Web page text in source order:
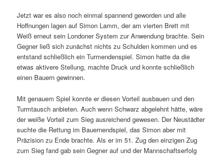
Jetzt war es also noch einmal spannend geworden und alle
Hoffnungen lagen auf Simon Lamm, der am vierten Brett mit
Weiß erneut sein Londoner System zur Anwendung brachte. Sein
Gegner ließ sich zunächst nichts zu Schulden kommen und es
entstand schließlich ein Turmendenspiel. Simon hatte da die
etwas aktivere Stellung, machte Druck und konnte schließlich
einen Bauern gewinnen.
Mit genauem Spiel konnte er diesen Vorteil ausbauen und den
Turmtausch anbieten. Auch wenn Schwarz abgelehnt hätte, wäre
der weiße Vorteil zum Sieg ausreichend gewesen. Der Neustädter
suchte die Rettung im Bauernendspiel, das Simon aber mit
Präzision zu Ende brachte. Als er im 51. Zug den einzigen Zug
zum Sieg fand gab sein Gegner auf und der Mannschaftserfolg